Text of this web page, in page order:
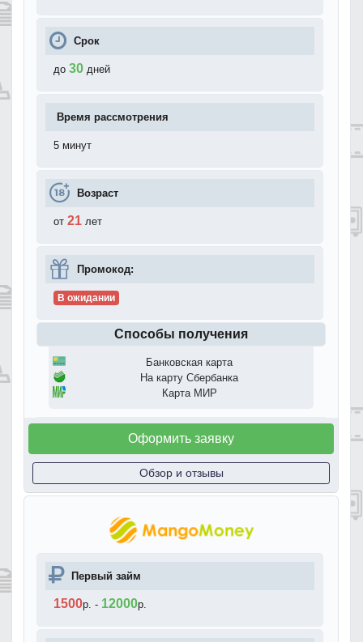
Срок
до 30 дней
Время рассмотрения
5 минут
Возраст
от 21 лет
Промокод:
В ожидании
Способы получения
Банковская карта
На карту Сбербанка
Карта МИР
Оформить заявку
Обзор и отзывы
Первый займ
1500р. - 12000р.